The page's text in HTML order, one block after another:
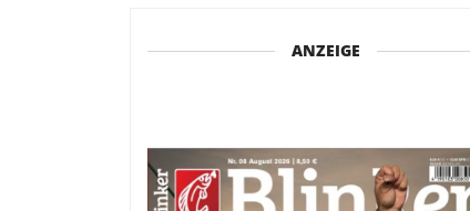
ANZEIGE